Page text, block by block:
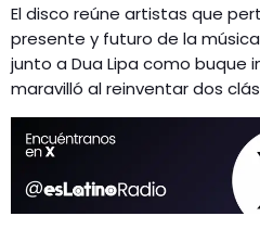
El disco reúne artistas que
presente y futuro de la
junto a Dua Lipa como buque
maravilló al reinventar dos